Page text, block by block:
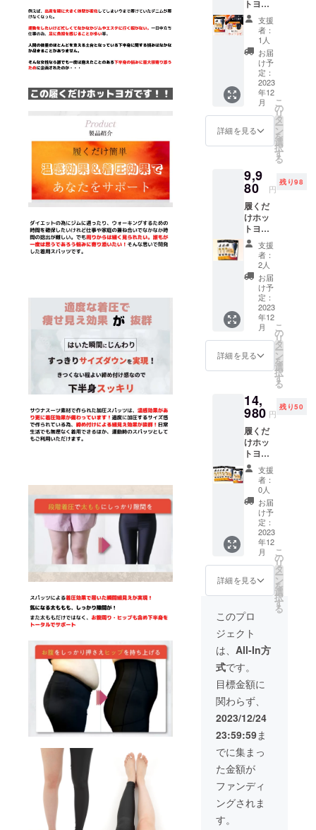
トヨガ
を1個お
届けさ
せてい
ただき
ます※金
額は送
料・消
費税込
みの価
格とな
ります
カ
ラー：
クのみ
となり
ます サ
イズ：
S-M,M-
L の2サ
イズか
らお選
びくだ
さい ※
サイズ
です
が、伸
縮性が
あり適
度な加
圧性も
で S-
M Sサ
イズか
らMサ
イズの
方向け
M-L
Mサイ
ズからL
サイズ
の方向
け と
適度に
幅を持
たせた2
サイズ
展開で
ただき
ご希望
のサイ
ズをお
選びく
ださい
・製品
詳細
（製品
ズ、製
品素
材） 製
品サイ
ズ S-M
・ウエ
ストサ
支援
者：
1人
お届
け予
定：
2023
年12
月
詳細を見る
こ
の
リ
タ
ー
ン
を
選
択
す
る
9,9
80 円
残り98
履くだ
けホッ
トヨガ
を3個
セット
をお届
けさせ
ていた
だきま
す※金額
は送
料・消
費税込
みの価
格とな
ります
ラー：
ブラッ
クのみ
となり
ます サ
イズ：
S-M,M-
L の2サ
イズか
らお選
びくだ
さい ※
サイズ
です
が、伸
縮性が
あり適
あるス
パッツ
ですの
で S-
M Sサ
イズか
らMサ
イズの
方向け
M-L
Mサイ
ズからL
サイズ
の方向
け と
適度に
幅を持
たせた2
支援
者：
2人
お届
け予
定：
2023
年12
月
詳細を見る
こ
の
リ
タ
ー
ン
を
選
択
す
る
14,
980 円
残り50
履くだ
けホッ
トヨガ
を6個お
届けさ
せてい
ただき
ます※金
額は送
料・消
費税込
みの価
格とな
ります
カ
ラー：
ブラッ
クのみ
となり
ます サ
イズ：
S-M,M-
L の2サ
イズか
らお選
びくだ
さい ※
サイズ
です
が、伸
縮性が
あり適
度な加
圧性も
支援
者：
0人
お届
け予
定：
2023
年12
月
詳細を見る
こ
の
リ
タ
ー
ン
を
選
択
す
る
このプロ
ジェクト
は、 All-In方
式です。
目標金額に
関わらず、
2023/12/24
23:59:59ま
でに集まっ
た金額が
ファンディ
ングされま
す。